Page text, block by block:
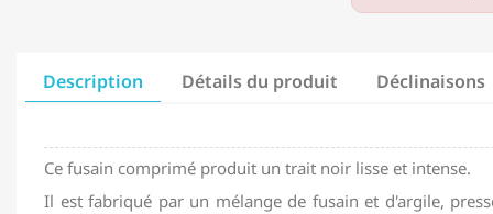
Description Détails du produit Déclinaisons
Ce fusain comprimé produit un trait noir lisse et intense.
Il est fabriqué par un mélange de fusain et d'argile,